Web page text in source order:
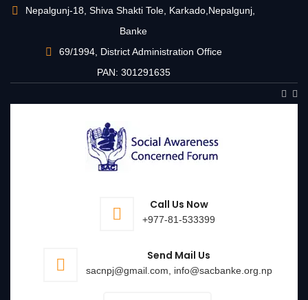
Nepalgunj-18, Shiva Shakti Tole, Karkado,Nepalgunj,
Banke
69/1994, District Administration Office
PAN: 301291635
Call Us Now
+977-81-533399
Send Mail Us
sacnpj@gmail.com, info@sacbanke.org.np